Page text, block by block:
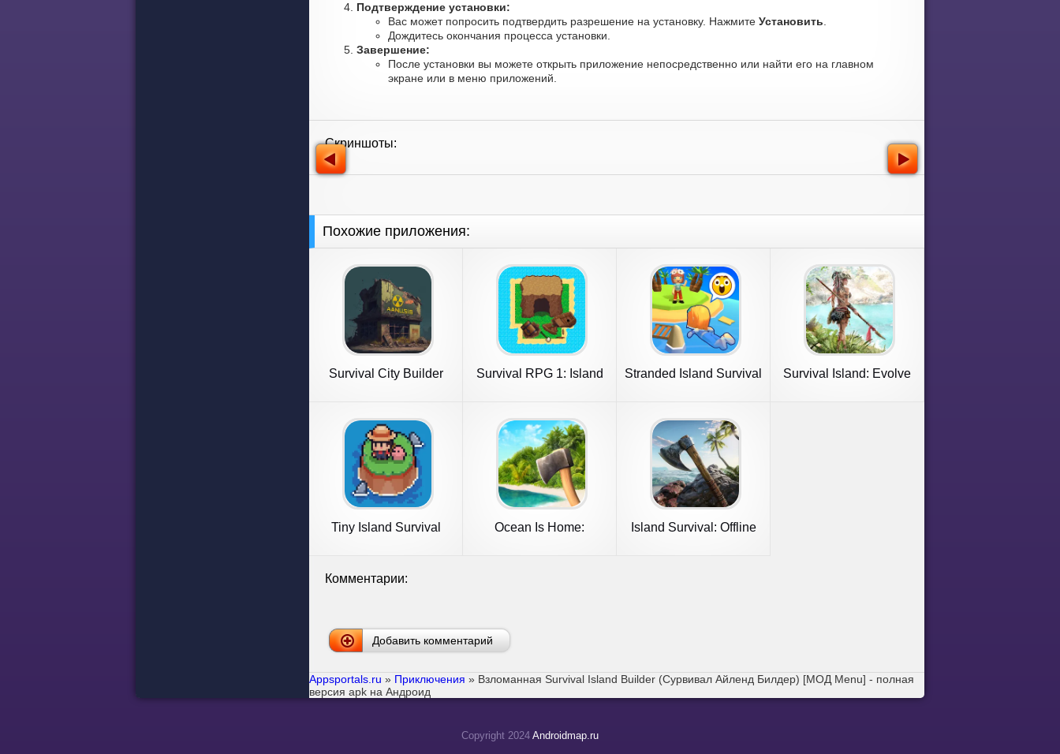
Подтверждение установки:
Вас может попросить подтвердить разрешение на установку. Нажмите Установить
Дождитесь окончания процесса установки.
Завершение:
После установки вы можете открыть приложение непосредственно или найти его на главном
экране или в меню приложений.
Скриншоты:
Похожие приложения:
Survival City Builder
Survival RPG 1: Island
Stranded Island Survival
Survival Island: Evolve
Tiny Island Survival
Ocean Is Home:
Island Survival: Offline
Комментарии:
Добавить комментарий
Appsportals.ru » Приключения » Взломанная Survival Island Builder (Сурвивал Айленд Билдер) [МОД Menu] - полная
версия apk на Андроид
Copyright 2024 Androidmap.ru